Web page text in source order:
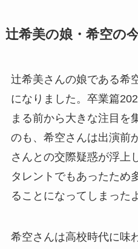
辻希美の娘・希空の
辻希美さんの娘である希
になりました。卒業篇
まる前から大きな注目を
のも、希空さんは出演前
さんとの交際疑惑が浮上
タレントでもあったため
ることになってしまった
希空さんは高校時代に味